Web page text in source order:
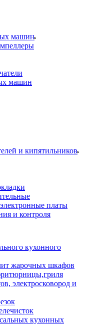
машин
машин
и кипятильников
платы
и контроля
кухонного
жарочных шкафов
электросковород и
кухонных